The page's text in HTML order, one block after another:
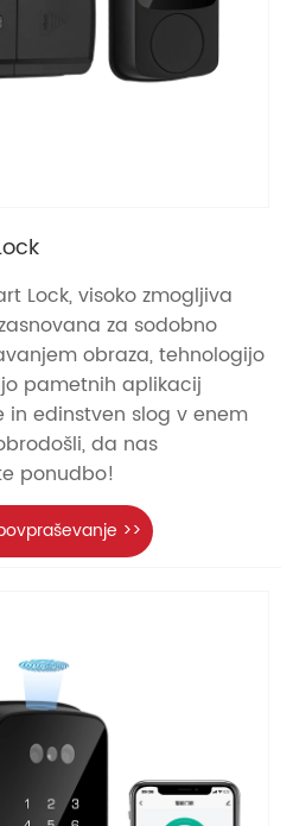
Lock, visoko zmogljiva
za sodobno
obraza, tehnologijo
pametnih aplikacij
in edinstven slog v enem
da nas
ponudbo!
>>